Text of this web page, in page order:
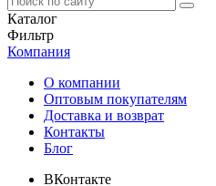
Каталог
Фильтр
Компания
О компании
Оптовым покупателям
Доставка и возврат
Контакты
Блог
ВКонтакте